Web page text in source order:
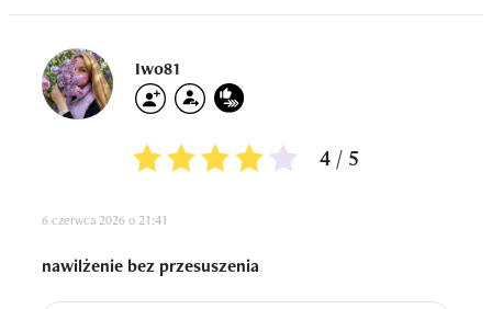
Iwo81
4 / 5
6 czerwca 2026 o 21:41
nawilżenie bez przesuszenia